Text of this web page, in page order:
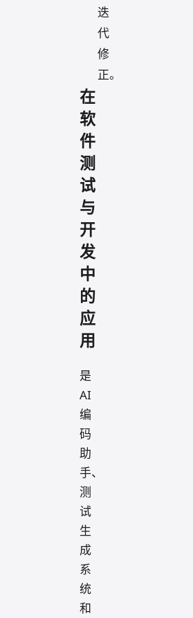
迭
代
修
正。
在
软
件
测
试
与
开
发
中
的
应
用
是
AI
编
码
助
手、
测
试
生
成
系
统
和